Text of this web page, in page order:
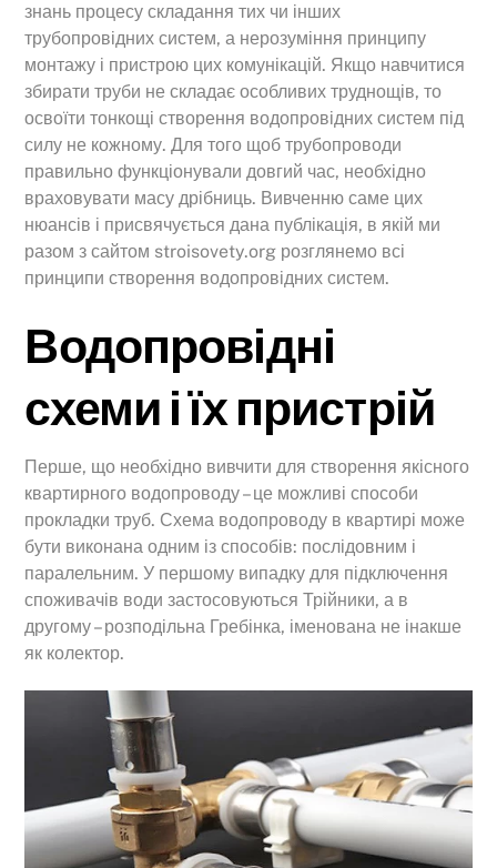
знань процесу складання тих чи інших
трубопровідних систем, а нерозуміння принципу
монтажу і пристрою цих комунікацій. Якщо навчитися
збирати труби не складає особливих труднощів, то
освоїти тонкощі створення водопровідних систем під
силу не кожному. Для того щоб трубопроводи
правильно функціонували довгий час, необхідно
враховувати масу дрібниць. Вивченню саме цих
нюансів і присвячується дана публікація, в якій ми
разом з сайтом stroisovety.org розглянемо всі
принципи створення водопровідних систем.
Водопровідні
схеми і їх пристрій
Перше, що необхідно вивчити для створення якісного
квартирного водопроводу – це можливі способи
прокладки труб. Схема водопроводу в квартирі може
бути виконана одним із способів: послідовним і
паралельним. У першому випадку для підключення
споживачів води застосовуються Трійники, а в
другому – розподільна Гребінка, іменована не інакше
як колектор.